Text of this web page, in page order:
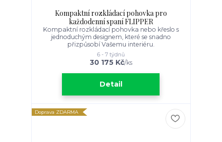
Kompaktní rozkládací pohovka pro
každodenní spaní FLIPPER
Kompaktní rozkládací pohovka nebo křeslo s
jednoduchým designem, které se snadno
přizpůsobí Vašemu interiéru.
30 175 Kč/ks
6 - 7 týdnů
Detail
Doprava ZDARMA